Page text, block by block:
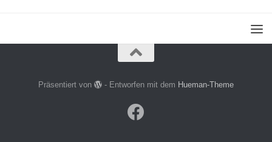
Präsentiert von - Entworfen mit dem Hueman-Theme